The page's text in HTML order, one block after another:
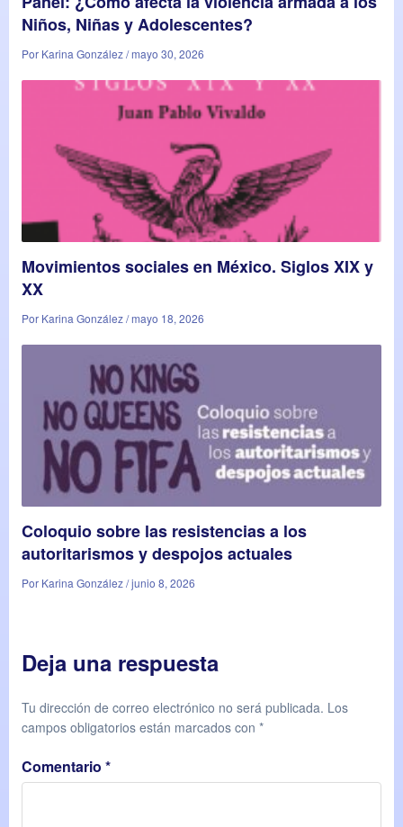
Niños, Niñas y Adolescentes?
Por Karina González / mayo 30, 2026
Movimientos sociales en México. Siglos XIX y
XX
Por Karina González / mayo 18, 2026
Coloquio sobre las resistencias a los
autoritarismos y despojos actuales
Por Karina González / junio 8, 2026
Deja una respuesta
Tu dirección de correo electrónico no será publicada. Los
campos obligatorios están marcados con *
Comentario *